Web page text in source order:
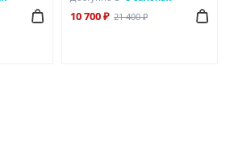
10 700 ₽ 21 400 ₽